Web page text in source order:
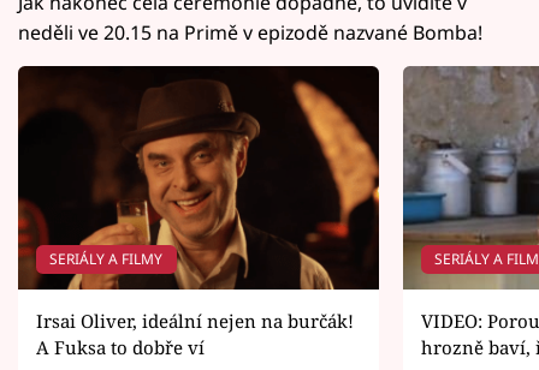
neděli ve 20.15 na Primě v epizodě nazvané Bomba!
SERIÁLY A FILMY
Irsai Oliver, ideální nejen na burčák!
A Fuksa to dobře ví
SERIÁLY A
VIDEO:
hrozně baví,